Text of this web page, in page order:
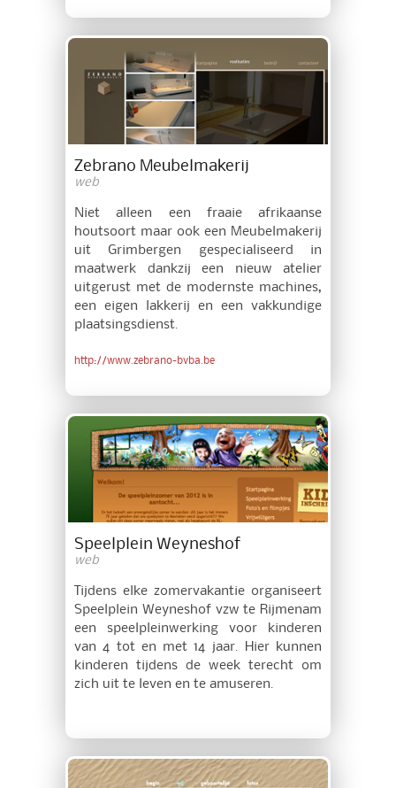
Zebrano Meubelmakerij
web
Niet alleen een fraaie afrikaanse
houtsoort maar ook een Meubelmakerij
uit Grimbergen gespecialiseerd in
maatwerk dankzij een nieuw atelier
uitgerust met de modernste machines,
een eigen lakkerij en een vakkundige
plaatsingsdienst.
http://www.zebrano-bvba.be
Speelplein Weyneshof
web
Tijdens elke zomervakantie organiseert
Speelplein Weyneshof vzw te Rijmenam
een speelpleinwerking voor kinderen
van 4 tot en met 14 jaar. Hier kunnen
kinderen tijdens de week terecht om
zich uit te leven en te amuseren.